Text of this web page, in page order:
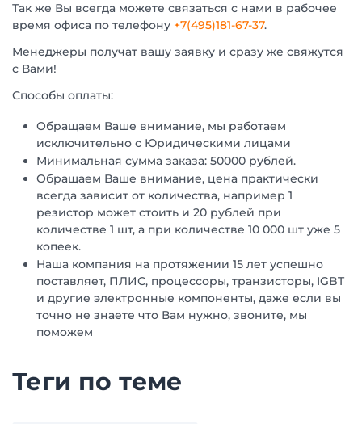
Так же Вы всегда можете связаться с нами в рабочее
время офиса по телефону +7(495)181-67-37.
Менеджеры получат вашу заявку и сразу же свяжутся
с Вами!
Способы оплаты:
Обращаем Ваше внимание, мы работаем
исключительно с Юридическими лицами
Минимальная сумма заказа: 50000 рублей.
Обращаем Ваше внимание, цена практически
всегда зависит от количества, например 1
резистор может стоить и 20 рублей при
количестве 1 шт, а при количестве 10 000 шт уже 5
копеек.
Наша компания на протяжении 15 лет успешно
поставляет, ПЛИС, процессоры, транзисторы, IGBT
и другие электронные компоненты, даже если вы
точно не знаете что Вам нужно, звоните, мы
поможем
Теги по теме